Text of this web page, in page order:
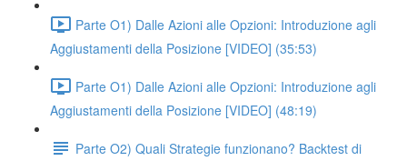
Parte O1) Dalle Azioni alle Opzioni: Introduzione agli
Aggiustamenti della Posizione [VIDEO] (35:53)
Parte O1) Dalle Azioni alle Opzioni: Introduzione agli
Aggiustamenti della Posizione [VIDEO] (48:19)
Parte O2) Quali Strategie funzionano? Backtest di